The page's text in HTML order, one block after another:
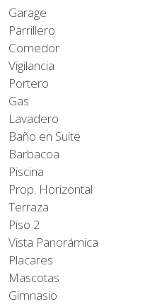
Garage
Parrillero
Comedor
Vigilancia
Portero
Gas
Lavadero
Baño en Suite
Barbacoa
Piscina
Prop. Horizontal
Terraza
Piso 2
Vista Panorámica
Placares
Mascotas
Gimnasio